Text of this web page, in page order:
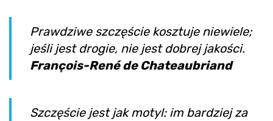
Prawdziwe szczęście kosztuje niewiele;
jeśli jest drogie, nie jest dobrej jakości.
François-René de Chateaubriand
Szczęście jest jak motyl: im bardziej za